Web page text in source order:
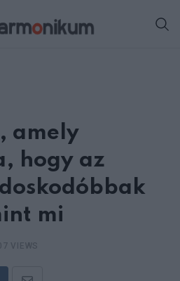
amely
hogy az
mi